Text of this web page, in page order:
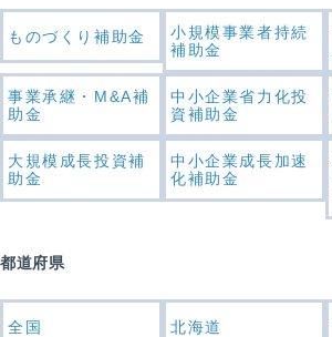
ものづくり補助金
小規模事業者持続
補助金
事業承継・M&A補
助金
中小企業省力化投
資補助金
大規模成長投資補
助金
中小企業成長加速
化補助金
都道府県
全国 北海道